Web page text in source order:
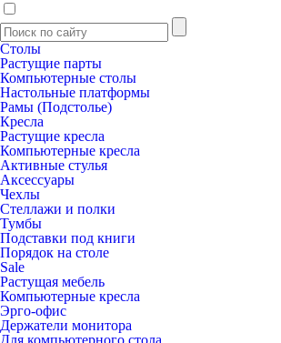
Столы
Растущие парты
Компьютерные столы
Настольные платформы
Рамы (Подстолье)
Кресла
Растущие кресла
Компьютерные кресла
Активные стулья
Аксессуары
Чехлы
Стеллажи и полки
Тумбы
Подставки под книги
Порядок на столе
Sale
Растущая мебель
Компьютерные кресла
Эрго-офис
Держатели монитора
Для компьютерного стола